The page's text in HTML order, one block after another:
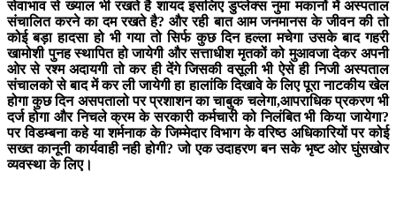
सेवाभाव से ख्याल भी रखते है शायद इसलिए डुप्लेक्स नुमा मकानों में अस्पताल
संचालित करने का दम रखते है? और रही बात आम जनमानस के जीवन की तो
कोई बड़ा हादसा हो भी गया तो सिर्फ कुछ दिन हल्ला मचेगा उसके बाद गहरी
खामोशी पुनह स्थापित हो जायेगी और सत्ताधीश मृतकों को मुआवजा देकर अपनी
ओर से रश्म अदायगी तो कर ही देंगे जिसकी वसूली भी ऐसे ही निजी अस्पताल
संचालको से बाद में कर ली जायेगी हा हालांकि दिखावे के लिए पूरा नाटकीय खेल
होगा कुछ दिन असपतालो पर प्रशाशन का चाबुक चलेगा,आपराधिक प्रकरण भी
दर्ज होगा और निचले क्रम के सरकारी कर्मचारी को निलंबित भी किया जायेगा?
पर विडम्बना कहे या शर्मनाक के जिम्मेदार विभाग के वरिष्ठ अधिकारियों पर कोई
सख्त कानूनी कार्यवाही नही होगी? जो एक उदाहरण बन सके भृष्ट ओर घुंसखोर
व्यवस्था के लिए।